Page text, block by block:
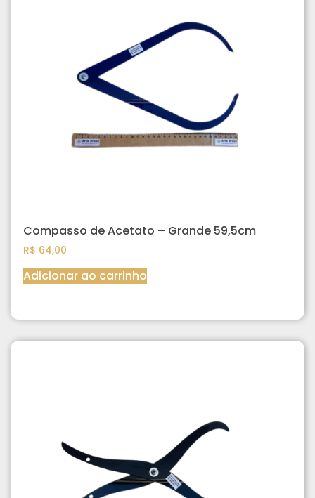
Compasso de Acetato – Grande 59,5cm
R$ 64,00
Adicionar ao carrinho